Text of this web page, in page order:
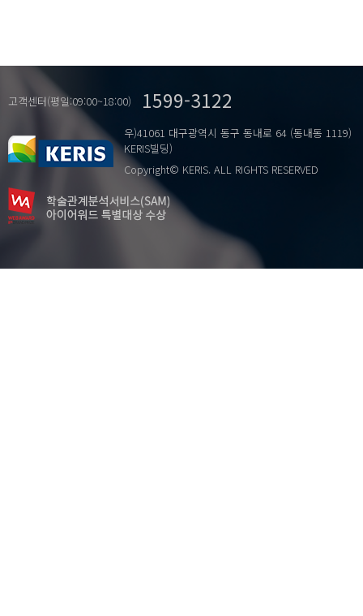
고객센터(평일:09:00~18:00) 1599-3122
우)41061 대구광역시 동구 동내로 64 (동내동 1119)
KERIS빌딩)
Copyright© KERIS. ALL RIGHTS RESERVED